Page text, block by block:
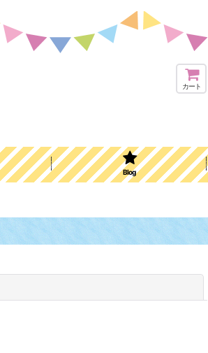
カート
Blog